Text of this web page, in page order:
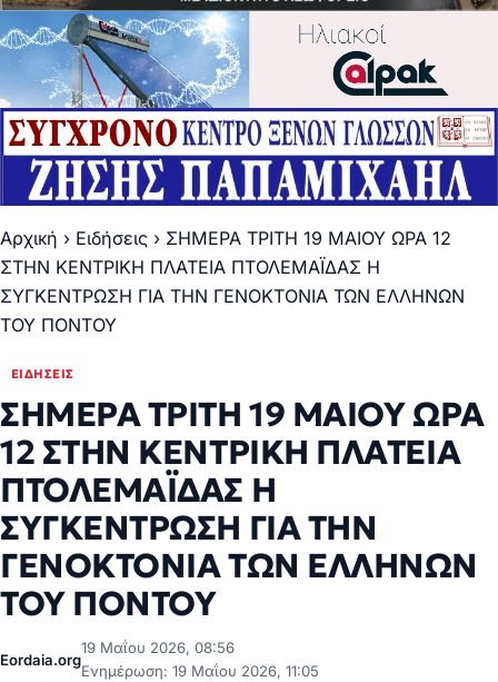
Αρχική › Ειδήσεις › ΣΗΜΕΡΑ ΤΡΙΤΗ 19 ΜΑΙΟΥ ΩΡΑ 12
ΣΤΗΝ ΚΕΝΤΡΙΚΗ ΠΛΑΤΕΙΑ ΠΤΟΛΕΜΑΪΔΑΣ Η
ΣΥΓΚΕΝΤΡΩΣΗ ΓΙΑ ΤΗΝ ΓΕΝΟΚΤΟΝΙΑ ΤΩΝ ΕΛΛΗΝΩΝ
ΤΟΥ ΠΟΝΤΟΥ
ΕΙΔΉΣΕΙΣ
ΣΗΜΕΡΑ ΤΡΙΤΗ 19 ΜΑΙΟΥ ΩΡΑ
12 ΣΤΗΝ ΚΕΝΤΡΙΚΗ ΠΛΑΤΕΙΑ
ΠΤΟΛΕΜΑΪΔΑΣ Η
ΣΥΓΚΕΝΤΡΩΣΗ ΓΙΑ ΤΗΝ
ΓΕΝΟΚΤΟΝΙΑ ΤΩΝ ΕΛΛΗΝΩΝ
ΤΟΥ ΠΟΝΤΟΥ
Eordaia.org
19 Μαΐου 2026, 08:56
Ενημέρωση: 19 Μαΐου 2026, 11:05